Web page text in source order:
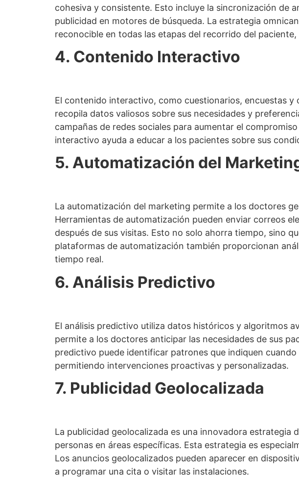
cohesiva y consistente. Esto incluye la sincronización de
publicidad en motores de búsqueda. La estrategia
reconocible en todas las etapas del recorrido del
4. Contenido Interactivo
El contenido interactivo, como cuestionarios, encuestas
recopila datos valiosos sobre sus necesidades y
campañas de redes sociales para aumentar el
interactivo ayuda a educar a los pacientes sobre sus
5. Automatización del
La automatización del marketing permite a los doctores
Herramientas de automatización pueden enviar correos
después de sus visitas. Esto no solo ahorra tiempo, sino
plataformas de automatización también proporcionan
tiempo real.
6. Análisis Predictivo
El análisis predictivo utiliza datos históricos y algoritmos
permite a los doctores anticipar las necesidades de sus
predictivo puede identificar patrones que indiquen
permitiendo intervenciones proactivas y personalizadas.
7. Publicidad Geolocalizada
La publicidad geolocalizada es una innovadora
personas en áreas específicas. Esta estrategia es
Los anuncios geolocalizados pueden aparecer en
a programar una cita o visitar las instalaciones.